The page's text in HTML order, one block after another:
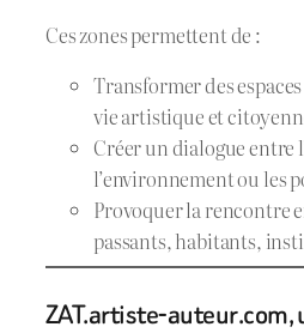
Ces zones permettent de :
Transformer des
vie artistique et
Créer un dialogue entre
l’environnement ou les
Provoquer la rencontre
passants, habitants,
ZAT.artiste-auteur.com,